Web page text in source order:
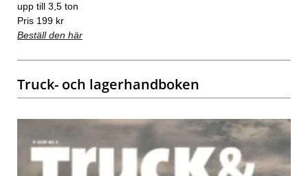
upp till 3,5 ton
Pris 199 kr
Beställ den här
Truck- och lagerhandboken